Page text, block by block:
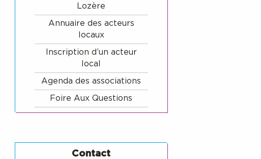
Lozère
Annuaire des acteurs
locaux
Inscription d’un acteur
local
Agenda des associations
Foire Aux Questions
Contact